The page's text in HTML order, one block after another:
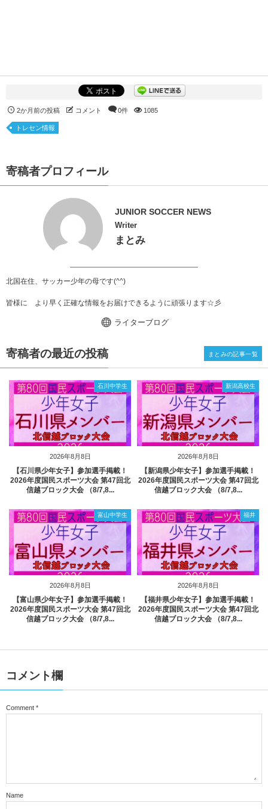
2か月前の投稿 コメント 0件 1085
トレセン情報
寄稿者プロフィール
JUNIOR SOCCER NEWS
Writer
まとみ
北国在住、サッカー少年の母です(^^)
皆様に より早く正確な情報をお届けできるように頑張ります☆彡
ライターブログ
寄稿者の最近の投稿
2026年8月8日
石川中学生
【石川県少年女子】参加選手掲載！
2026年度国民スポーツ大会 第47回北
信越ブロック大会 （8/7,8...
2026年8月8日
新潟高校生
【新潟県少年女子】参加選手掲載！
2026年度国民スポーツ大会 第47回北
信越ブロック大会 （8/7,8...
2026年8月8日
富山中学生
【富山県少年女子】参加選手掲載！
2026年度国民スポーツ大会 第47回北
信越ブロック大会 （8/7,8...
2026年8月8日
福井
【福井県少年女子】参加選手掲載！
2026年度国民スポーツ大会 第47回北
信越ブロック大会 （8/7,8...
まとみの記事一覧
コメント欄
Comment *
Name